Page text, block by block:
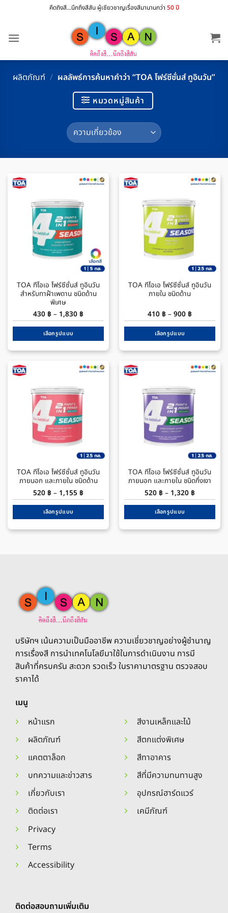
เนื้อหา
คึดถิงสี...นึกถึงสีสัน ผู้เชียวชาญเรื่องสีมานานกว่า 50 ปี
ผลิตภัณฑ์ / ผลลัพธ์การค้นหาคำว่า “TOA โฟร์ซีซั่นส์ ทูอินวัน”
หมวดหมู่สินค้า
TOA ทีโอเอ โฟร์ซีซั่นส์ ทูอินวัน
สำหรับทาฝ้าเพดาน ชนิดด้าน
พิเศษ
430 ฿ – 1,830 ฿Price
range:
430 ฿
1,830 ฿
เลือกรูปแบบ
product
variants.
options
may
be
chosen
product
page
TOA ทีโอเอ โฟร์ซีซั่นส์ ทูอินวัน
ภายใน ชนิดด้าน
410 ฿ – 900 ฿Price
range:
410 ฿
900 ฿
เลือกรูปแบบ
product
variants.
options
may
be
chosen
product
page
TOA ทีโอเอ โฟร์ซีซั่นส์ ทูอินวัน
ภายนอก และภายใน ชนิดด้าน
520 ฿ – 1,155 ฿Price
range:
520 ฿
1,155 ฿
เลือกรูปแบบ
product
may
be
chosen
the
product
page
TOA ทีโอเอ โฟร์ซีซั่นส์ ทูอินวัน
ภายนอก และภายใน ชนิดกึ่งเงา
520 ฿ – 1,320 ฿Price
range:
520 ฿
1,320 ฿
เลือกรูปแบบ
product
the
product
page
บริษัทฯ เน้นความเป็นมืออาชีพ ความเชี่ยวชาญอย่างผู้ชำนาญ
การเรื่องสี การนำเทคโนโลยีมาใช้ในการดำเนินงาน การมี
สินค้าที่ครบครัน สะดวก รวดเร็ว ในราคามาตรฐาน ตรวจสอบ
ราคาได้
เมนู
หน้าแรก
ผลิตภัณฑ์
แคตตาล็อก
บทความและข่าวสาร
เกี่ยวกับเรา
ติดต่อเรา
สีงานเหล็กและไม้
สีตกแต่งพิเศษ
สีทาอาคาร
สีที่มีความทนทานสูง
อุปกรณ์ฮาร์ดแวร์
เคมีภัณฑ์
Privacy
Terms
Accessibility
ติดต่อสอบถามเพิ่มเติม